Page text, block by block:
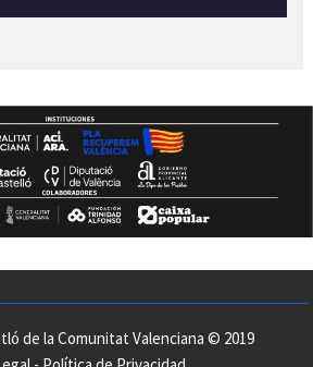
de la Comunitat Valenciana © 2019